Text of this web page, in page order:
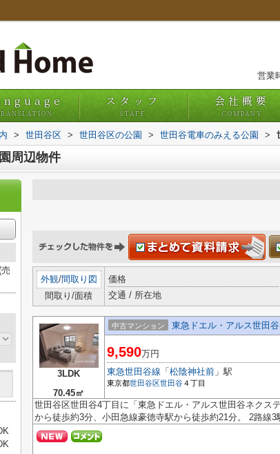
営業
スタッフ
STAFF
会社概要
COMPANY
> 世田谷区 > 世田谷区の公園 > 世田谷電車のみえる公園 >
周辺物件
外観/間取り図
間取り/面積
価格
交通 / 所在地
3LDK
70.45㎡
中古マンション 東急ドエル・アルス世田
9,590万円
東急世田谷線 「 松陰神社前 」駅
東京都世田谷区世田谷４丁目
世田谷区世田谷4丁目に「東急ドエル・アルス世田谷ネクス
から徒歩約3分、小田急線豪徳寺駅から徒歩約21分。 2路線